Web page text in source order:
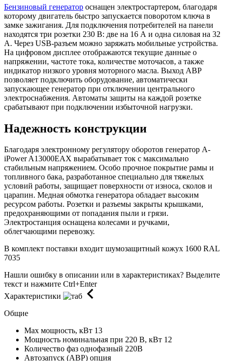
Бензиновый генератор оснащен электростартером, благодаря
которому двигатель быстро запускается поворотом ключа в
замке зажигания. Для подключения потребителей на панели
находятся три розетки 230 В: две на 16 А и одна силовая на 32
А. Через USB-разъем можно заряжать мобильные устройства.
На цифровом дисплее отображаются текущие данные о
напряжении, частоте тока, количестве моточасов, а также
индикатор низкого уровня моторного масла. Выход АВР
позволяет подключить оборудование, автоматически
запускающее генератор при отключении центрального
электроснабжения. Автоматы защиты на каждой розетке
срабатывают при подключении избыточной нагрузки.
Надежность конструкции
Благодаря электронному регулятору оборотов генератор A-
iPower A13000EAX вырабатывает ток с максимально
стабильным напряжением. Особо прочное покрытие рамы и
топливного бака, разработанное специально для тяжелых
условий работы, защищает поверхности от износа, сколов и
царапин. Медная обмотка генератора обладает высоким
ресурсом работы. Розетки и разъемы закрыты крышками,
предохраняющими от попадания пыли и грязи.
Электростанция оснащена колесами и ручками,
облегчающими перевозку.
В комплект поставки входит шумозащитный кожух 1600 RAL
7035
Нашли ошибку в описании или в характеристиках? Выделите
текст и нажмите Ctrl+Enter
Характеристики
Общие
Max мощность, кВт 13
Мощность номинальная при 220 В, кВт 12
Количество фаз однофазный 220В
Автозапуск (АВР) опция